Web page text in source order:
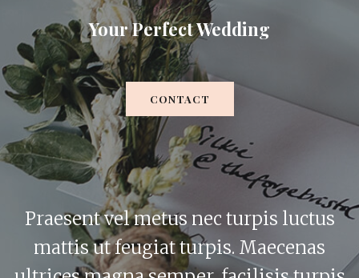
Your Perfect Wedding
CONTACT
Praesent vel metus nec turpis luctus
mattis ut feugiat turpis. Maecenas